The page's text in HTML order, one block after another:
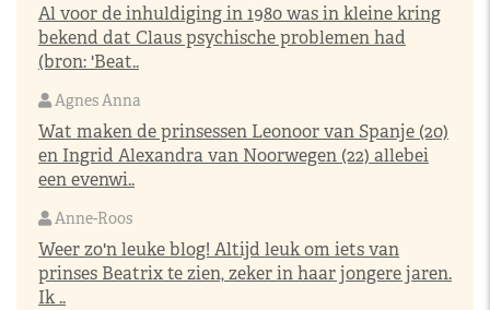
Al voor de inhuldiging in 1980 was in kleine kring
bekend dat Claus psychische problemen had
(bron: 'Beat..
Agnes Anna
Wat maken de prinsessen Leonoor van Spanje (20)
en Ingrid Alexandra van Noorwegen (22) allebei
een evenwi..
Anne-Roos
Weer zo'n leuke blog! Altijd leuk om iets van
prinses Beatrix te zien, zeker in haar jongere jaren.
Ik ..